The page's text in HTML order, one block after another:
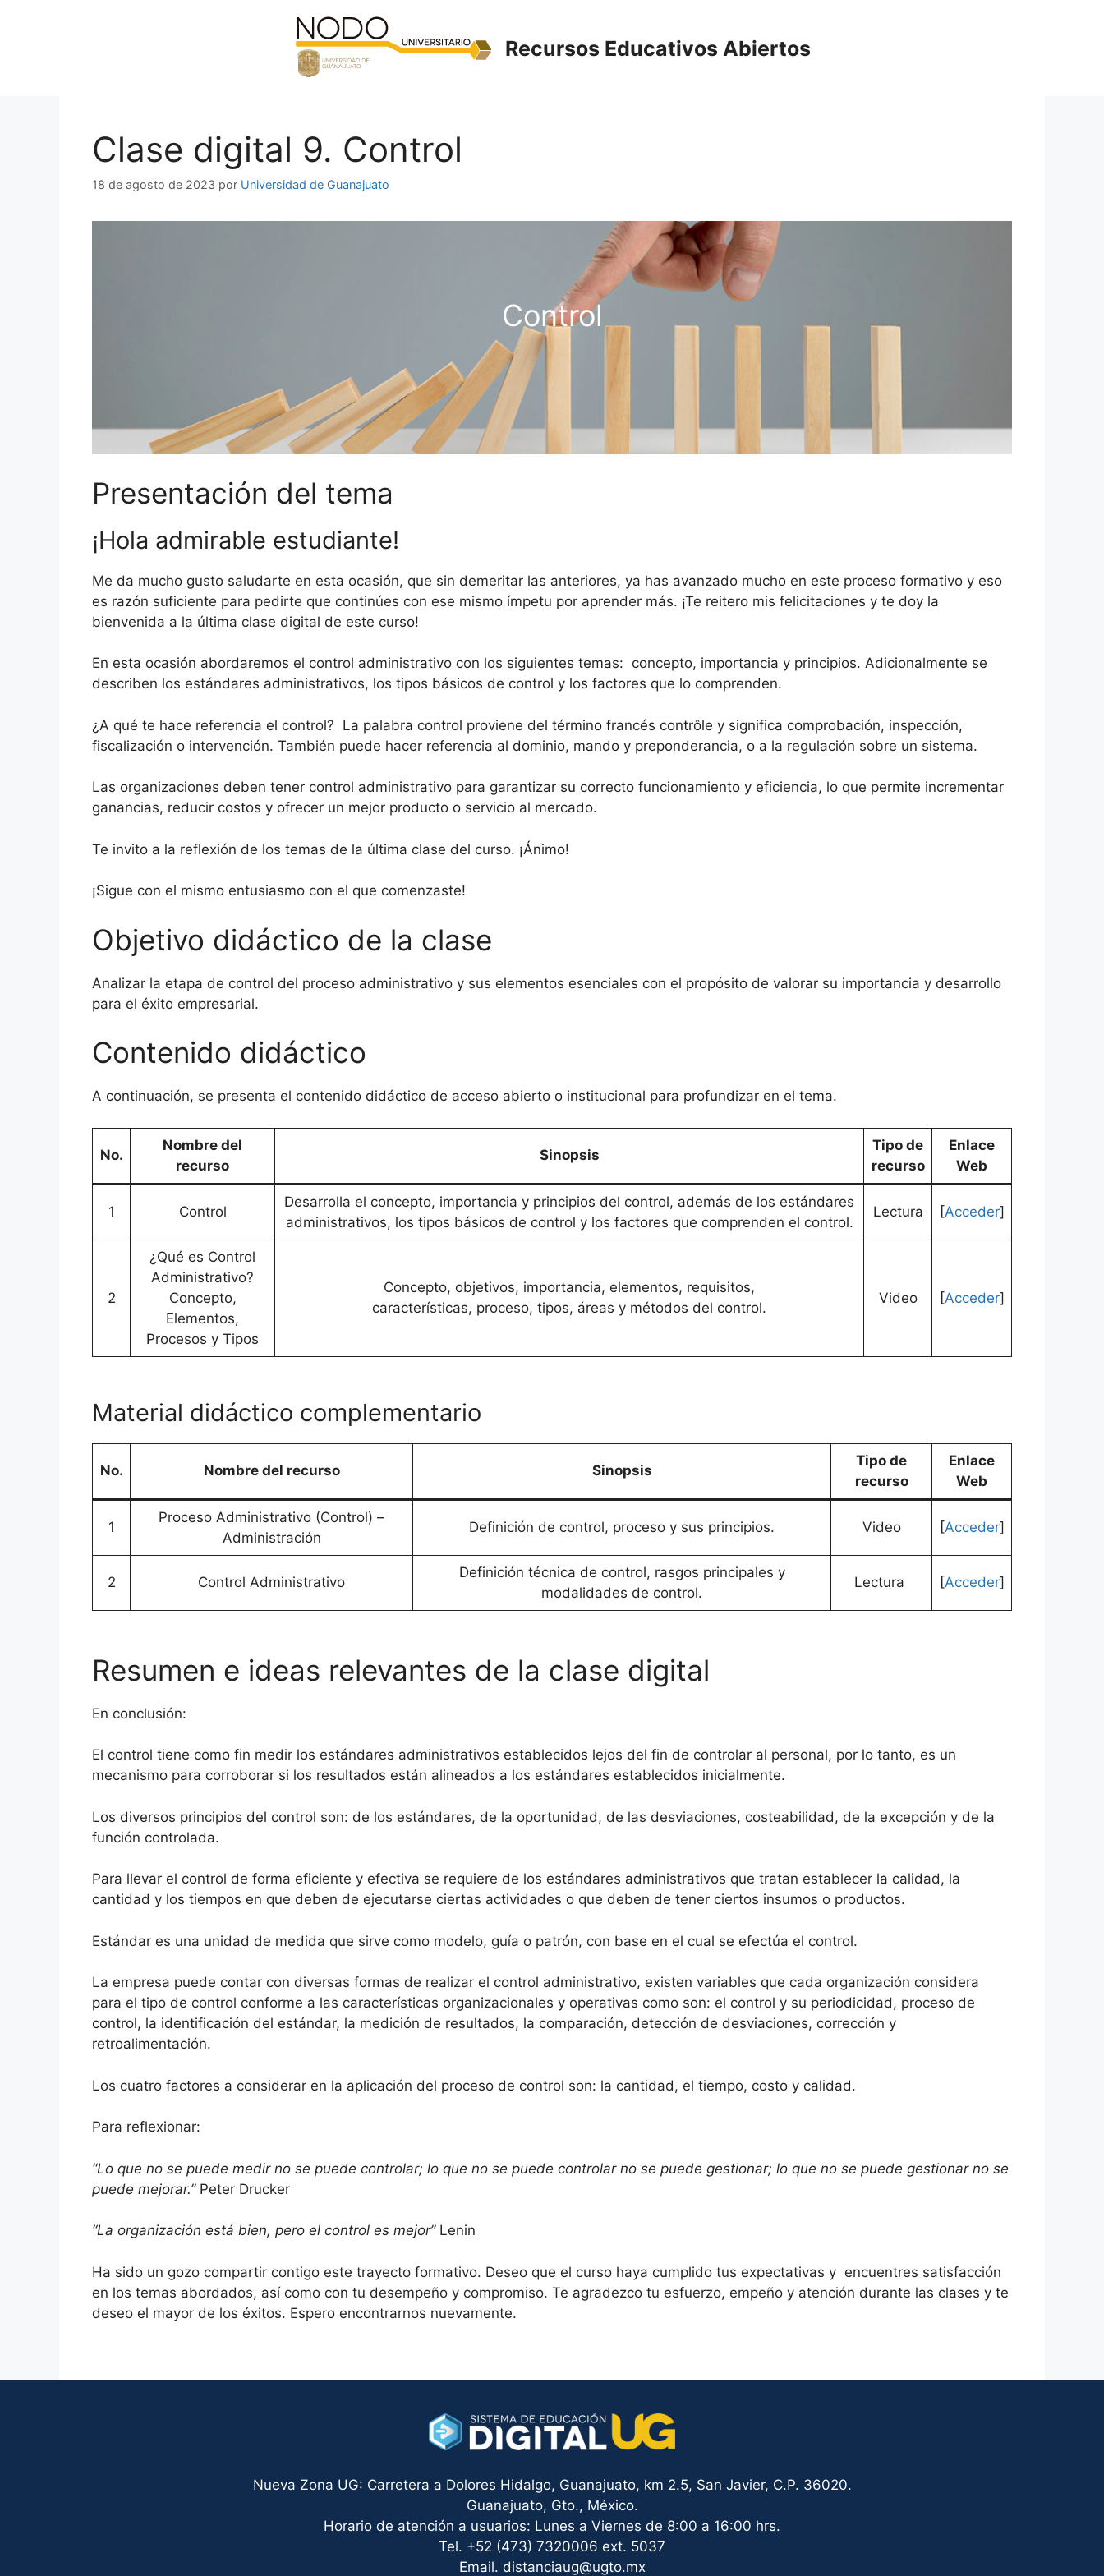
Recursos Educativos Abiertos
Clase digital 9. Control
18 de agosto de 2023 por Universidad de Guanajuato
Control
Presentación del tema
¡Hola admirable estudiante!
Me da mucho gusto saludarte en esta ocasión, que sin demeritar las anteriores, ya has avanzado mucho en este proceso formativo y eso
es razón suficiente para pedirte que continúes con ese mismo ímpetu por aprender más. ¡Te reitero mis felicitaciones y te doy la
bienvenida a la última clase digital de este curso!
En esta ocasión abordaremos el control administrativo con los siguientes temas: concepto, importancia y principios. Adicionalmente se
describen los estándares administrativos, los tipos básicos de control y los factores que lo comprenden.
¿A qué te hace referencia el control? La palabra control proviene del término francés contrôle y significa comprobación, inspección,
fiscalización o intervención. También puede hacer referencia al dominio, mando y preponderancia, o a la regulación sobre un sistema.
Las organizaciones deben tener control administrativo para garantizar su correcto funcionamiento y eficiencia, lo que permite incrementar
ganancias, reducir costos y ofrecer un mejor producto o servicio al mercado.
Te invito a la reflexión de los temas de la última clase del curso. ¡Ánimo!
¡Sigue con el mismo entusiasmo con el que comenzaste!
Objetivo didáctico de la clase
Analizar la etapa de control del proceso administrativo y sus elementos esenciales con el propósito de valorar su importancia y desarrollo
para el éxito empresarial.
Contenido didáctico
A continuación, se presenta el contenido didáctico de acceso abierto o institucional para profundizar en el tema.
No.
Nombre del
recurso
Sinopsis
Tipo de
recurso
Enlace
Web
1 Control
Desarrolla el concepto, importancia y principios del control, además de los estándares
administrativos, los tipos básicos de control y los factores que comprenden el control.
Lectura [Acceder]
2
¿Qué es Control
Administrativo?
Concepto,
Elementos,
Procesos y Tipos
Concepto, objetivos, importancia, elementos, requisitos,
características, proceso, tipos, áreas y métodos del control.
Video [Acceder]
Material didáctico complementario
No. Nombre del recurso Sinopsis
Tipo de
recurso
Enlace
Web
1
Proceso Administrativo (Control) –
Administración
Definición de control, proceso y sus principios. Video [Acceder]
2 Control Administrativo
Definición técnica de control, rasgos principales y
modalidades de control.
Lectura [Acceder]
Resumen e ideas relevantes de la clase digital
En conclusión:
El control tiene como fin medir los estándares administrativos establecidos lejos del fin de controlar al personal, por lo tanto, es un
mecanismo para corroborar si los resultados están alineados a los estándares establecidos inicialmente.
Los diversos principios del control son: de los estándares, de la oportunidad, de las desviaciones, costeabilidad, de la excepción y de la
función controlada.
Para llevar el control de forma eficiente y efectiva se requiere de los estándares administrativos que tratan establecer la calidad, la
cantidad y los tiempos en que deben de ejecutarse ciertas actividades o que deben de tener ciertos insumos o productos.
Estándar es una unidad de medida que sirve como modelo, guía o patrón, con base en el cual se efectúa el control.
La empresa puede contar con diversas formas de realizar el control administrativo, existen variables que cada organización considera
para el tipo de control conforme a las características organizacionales y operativas como son: el control y su periodicidad, proceso de
control, la identificación del estándar, la medición de resultados, la comparación, detección de desviaciones, corrección y
retroalimentación.
Los cuatro factores a considerar en la aplicación del proceso de control son: la cantidad, el tiempo, costo y calidad.
Para reflexionar:
“Lo que no se puede medir no se puede controlar; lo que no se puede controlar no se puede gestionar; lo que no se puede gestionar no se
puede mejorar.”Peter Drucker
“La organización está bien, pero el control es mejor” Lenin
Ha sido un gozo compartir contigo este trayecto formativo. Deseo que el curso haya cumplido tus expectativas y encuentres satisfacción
en los temas abordados, así como con tu desempeño y compromiso. Te agradezco tu esfuerzo, empeño y atención durante las clases y te
deseo el mayor de los éxitos. Espero encontrarnos nuevamente.
Nueva Zona UG: Carretera a Dolores Hidalgo, Guanajuato, km 2.5, San Javier, C.P. 36020.
Guanajuato, Gto., México.
Horario de atención a usuarios: Lunes a Viernes de 8:00 a 16:00 hrs.
Tel. +52 (473) 7320006 ext. 5037
Email. distanciaug@ugto.mx